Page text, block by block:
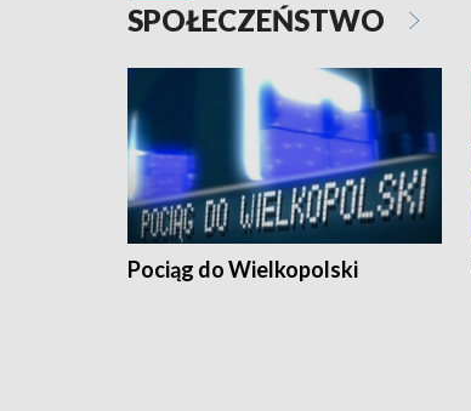
SPOŁECZEŃSTWO
Pociąg do Wielkopolski